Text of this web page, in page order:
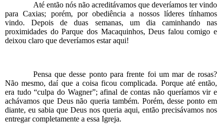
Até então nós não acreditávamos que deveríamos ter vindo
para Caxias; porém, por obediência a nossos líderes tínhamos
vindo. Depois de duas semanas, um dia caminhando nas
proximidades do Parque dos Macaquinhos, Deus falou comigo e
deixou claro que deveríamos estar aqui!
Pensa que desse ponto para frente foi um mar de rosas?
Não mesmo, daí que a coisa ficou complicada. Porque até então,
era tudo “culpa do Wagner”; afinal de contas não queríamos vir e
achávamos que Deus não queria também. Porém, desse ponto em
diante, eu sabia que Deus nos queria aqui, então precisávamos nos
entregar completamente a essa Igreja.